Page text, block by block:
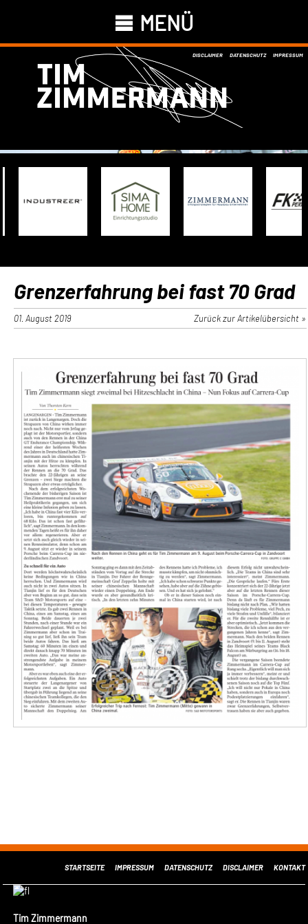
MENÜ
DISCLAIMER DATENSCHUTZ IMPRESSUM
Grenzerfahrung bei fast 70 Grad
01. August 2019 Zurück zur Artikelübersicht »
KONTAKT
DISCLAIMER
DATENSCHUTZ
IMPRESSUM
STARTSEITE
Tim Zimmermann